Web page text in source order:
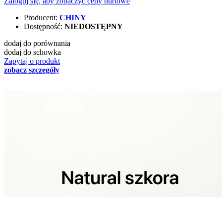
Producent: CHINY
Dostępność: NIEDOSTĘPNY
dodaj do porównania
dodaj do schowka
Zapytaj o produkt
zobacz szczegóły